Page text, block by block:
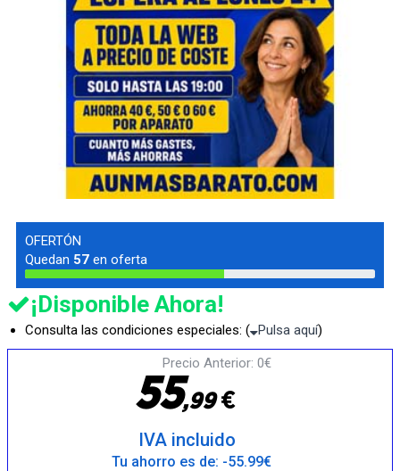
OFERTÓN
Quedan 57 en oferta
¡Disponible Ahora!
Consulta las condiciones especiales: ( Pulsa aquí)
Precio Anterior: 0€
55,99€
IVA incluido
Tu ahorro es de: -55.99€